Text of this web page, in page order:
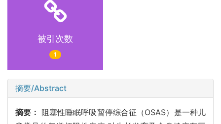
被引次数
1
摘要/Abstract
摘要： 阻塞性睡眠呼吸暂停综合征（OSAS）是一种儿